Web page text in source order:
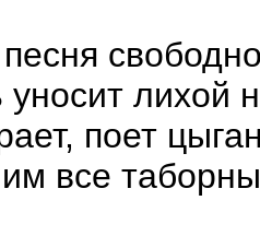
уносит лихой
поет
все